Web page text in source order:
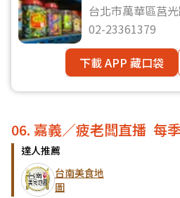
台北市萬華區莒
02-23361379
下載 APP 藏口袋
06. 嘉義／疲老闆直播 每
達人推薦
台南美食地
圖